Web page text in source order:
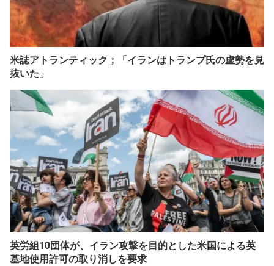
米誌アトランティック；「イランはトランプ氏の虚勢を見
抜いた」
英労組10団体が、イラン攻撃を目的とした米国による英
基地使用許可の取り消しを要求